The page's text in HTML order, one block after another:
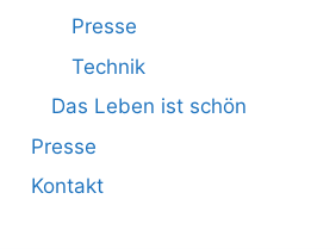
Presse
Technik
Das Leben ist schön
Presse
Kontakt